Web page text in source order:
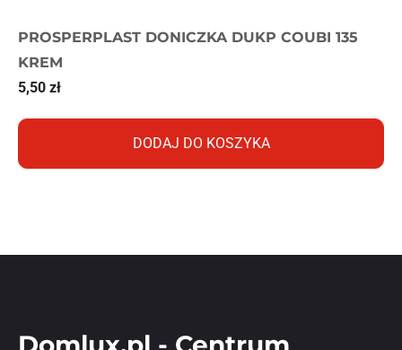
PROSPERPLAST DONICZKA DUKP COUBI 135
KREM
5,50 zł
DODAJ DO KOSZYKA